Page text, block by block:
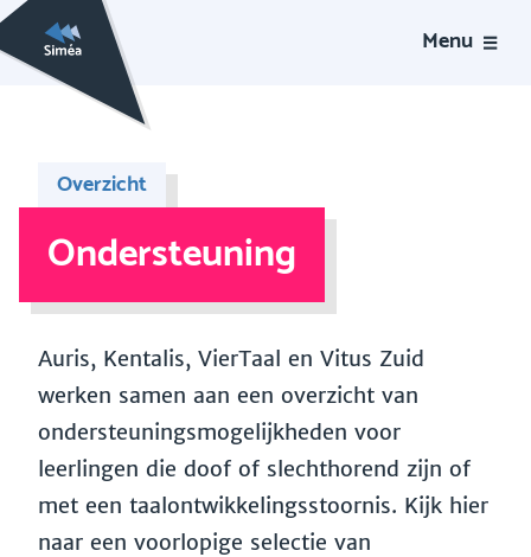
Menu
Overzicht
Ondersteuning
Auris, Kentalis, VierTaal en Vitus Zuid
werken samen aan een overzicht van
ondersteuningsmogelijkheden voor
leerlingen die doof of slechthorend zijn of
met een taalontwikkelingsstoornis. Kijk hier
naar een voorlopige selectie van